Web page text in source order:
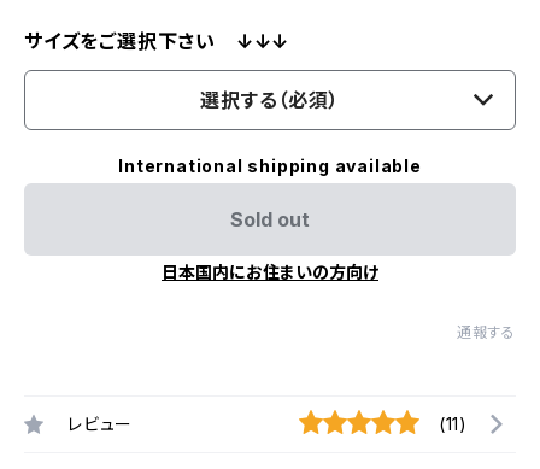
サイズをご選択下さい ↓↓↓
選択する（必須）
International shipping available
Sold out
日本国内にお住まいの方向け
通報する
レビュー (11)